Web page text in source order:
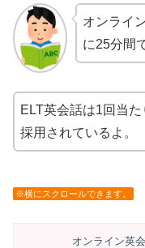
オンライ
に25分間
ELT英会話は1回当
採用されているよ。
※横にスクロールできます。
オンライン英